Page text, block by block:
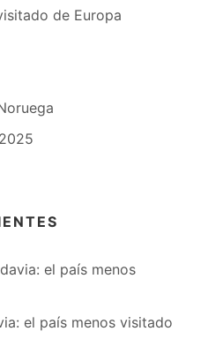
de Europa
el país menos
el país menos visitado